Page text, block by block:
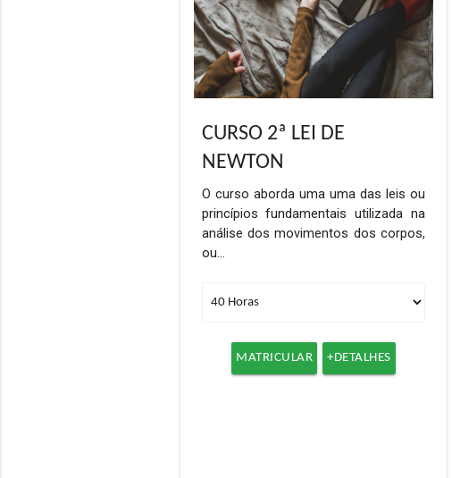
CURSO 2ª LEI DE
NEWTON
O curso aborda uma uma das leis ou
princípios fundamentais utilizada na
análise dos movimentos dos corpos,
ou…
MATRICULAR +DETALHES